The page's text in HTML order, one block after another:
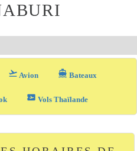
flight_takeoff Avion directions_boat Bateaux
airplane_ticket Vols Thaïlande